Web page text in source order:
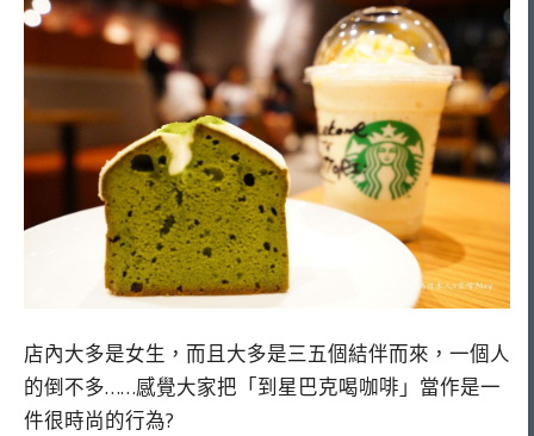
店內大多是女生，而且大多是三五個結伴而來，一個人
的倒不多……感覺大家把「到星巴克喝咖啡」當作是一
件很時尚的行為?